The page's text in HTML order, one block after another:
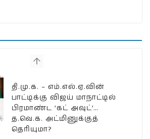
ra
Li e
தி.மு.க. – எம்.எல்.ஏ.வின்
பாட்டிக்கு விஜய் மாநாட்டில்
பிரமாண்ட ’கட் அவுட்’…
த.வெ.க. அட்மினுக்குத்
தெரியுமா?